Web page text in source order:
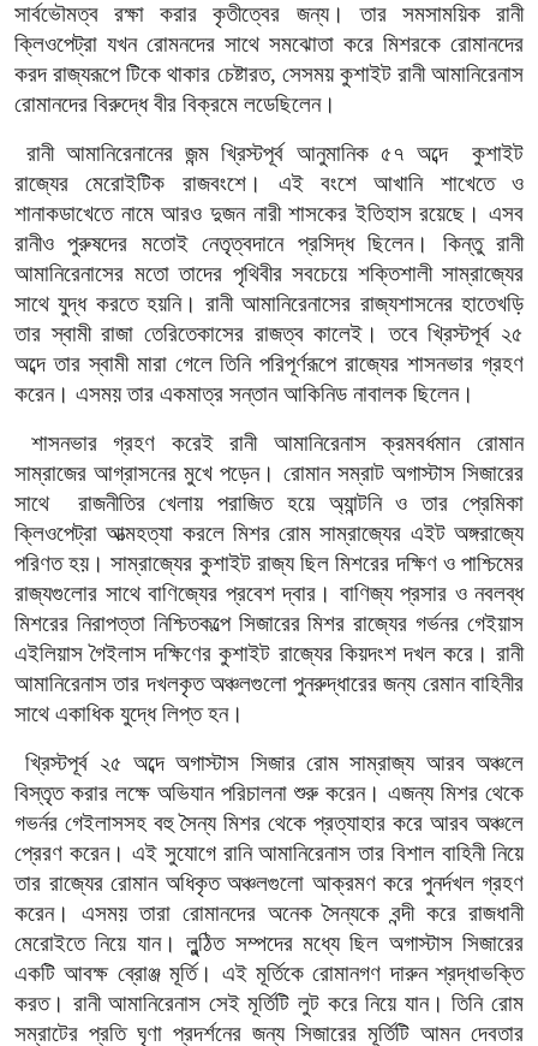
সার্বভৌমত্ব রক্ষা করার কৃতীত্বের জন্য। তার সমসাময়িক রানী
ক্লিওপেট্রা যখন রোমনদের সাথে সমঝোতা করে মিশরকে রোমানদের
করদ রাজ্যরূপে টিকে থাকার চেষ্টারত, সেসময় কুশাইট রানী আমানিরেনাস
রোমানদের বিরুদ্ধে বীর বিক্রমে লডেছিলেন।
রানী আমানিরেনানের জন্ম খ্রিস্টপূর্ব আনুমানিক ৫৭ অব্দে
কুশাইট
রাজ্যের মেরোইটিক রাজবংশে। এই বংশে আখানি শাখেতে ও
শানাকডাখেতে নামে আরও দুজন নারী শাসকের ইতিহাস রয়েছে। এসব
রানীও পুরুষদের মতোই নেতৃত্বদানে প্রসিদ্ধ ছিলেন। কিন্তু রানী
আমানিরেনাসের মতো তাদের পৃথিবীর সবচেয়ে শক্তিশালী সাম্রাজ্যের
সাথে যুদ্ধ করতে হয়নি। রানী আমানিরেনাসের রাজ্যশাসনের হাতেখড়ি
তার স্বামী রাজা তেরিতেকাসের রাজত্ব কালেই। তবে খ্রিস্টপূর্ব ২৫
অব্দে তার স্বামী মারা গেলে তিনি পরিপূর্ণরূপে রাজ্যের শাসনভার গ্রহণ
করেন। এসময় তার একমাত্র সন্তান আকিনিড নাবালক ছিলেন।
শাসনভার গ্রহণ করেই রানী আমানিরেনাস ক্রমবর্ধমান রোমান
সাম্রাজের আগ্রাসনের মুখে পড়েন। রোমান সম্রাট অগাস্টাস সিজারের
সাথে
রাজনীতির খেলায় পরাজিত হয়ে অ্যান্টনি ও তার প্রেমিকা
ক্লিওপেট্রা আত্মহত্যা করলে মিশর রোম সাম্রাজ্যের এইট অঙ্গরাজ্যে
পরিণত হয়। সাম্রাজ্যের কুশাইট রাজ্য ছিল মিশরের দক্ষিণ ও পাশ্চিমের
রাজ্যগুলোর সাথে বাণিজ্যের প্রবেশ দ্বার। বাণিজ্য প্রসার ও নবলব্ধ
মিশরের নিরাপত্তা নিশ্চিতকল্পে সিজারের মিশর রাজ্যের গর্ভনর গেইয়াস
এইলিয়াস গৈইলাস দক্ষিণের কুশাইট রাজ্যের কিয়দংশ দখল করে। রানী
আমানিরেনাস তার দখলকৃত অঞ্চলগুলো পুনরুদ্ধারের জন্য রেমান বাহিনীর
সাথে একাধিক যুদ্ধে লিপ্ত হন।
খ্রিস্টপূর্ব ২৫ অব্দে অগাস্টাস সিজার রোম সাম্রাজ্য আরব অঞ্চলে
বিস্তৃত করার লক্ষে অভিযান পরিচালনা শুরু করেন। এজন্য মিশর থেকে
গভর্নর গেইলাসসহ বহু সৈন্য মিশর থেকে প্রত্যাহার করে আরব অঞ্চলে
প্রেরণ করেন। এই সুযোগে রানি আমানিরেনাস তার বিশাল বাহিনী নিয়ে
তার রাজ্যের রোমান অধিকৃত অঞ্চলগুলো আক্রমণ করে পুনর্দখল গ্রহণ
করেন। এসময় তারা রোমানদের অনেক সৈন্যকে বন্দী করে রাজধানী
মেরোইতে নিয়ে যান। লুন্ঠিত সম্পদের মধ্যে ছিল অগাস্টাস সিজারের
একটি আবক্ষ ব্রোঞ্জ মূর্তি। এই মূর্তিকে রোমানগণ দারুন শ্রদ্ধাভক্তি
করত। রানী আমানিরেনাস সেই মূর্তিটি লুট করে নিয়ে যান। তিনি রোম
সম্রাটের প্রতি ঘৃণা প্রদর্শনের জন্য সিজারের মূর্তিটি আমন দেবতার